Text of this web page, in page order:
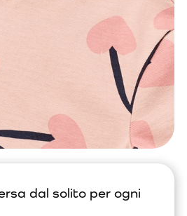
dal solito per ogni